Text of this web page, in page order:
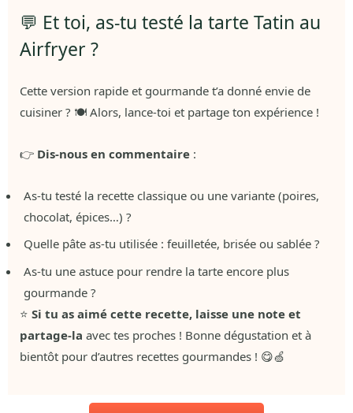
💬 Et toi, as-tu testé la tarte Tatin au
Airfryer ?
Cette version rapide et gourmande t’a donné envie de
cuisiner ? 🍽️ Alors, lance-toi et partage ton expérience !
👉 Dis-nous en commentaire :
As-tu testé la recette classique ou une variante (poires,
chocolat, épices…) ?
Quelle pâte as-tu utilisée : feuilletée, brisée ou sablée ?
As-tu une astuce pour rendre la tarte encore plus
gourmande ?
⭐ Si tu as aimé cette recette, laisse une note et
partage-la avec tes proches ! Bonne dégustation et à
bientôt pour d’autres recettes gourmandes ! 😋🍏